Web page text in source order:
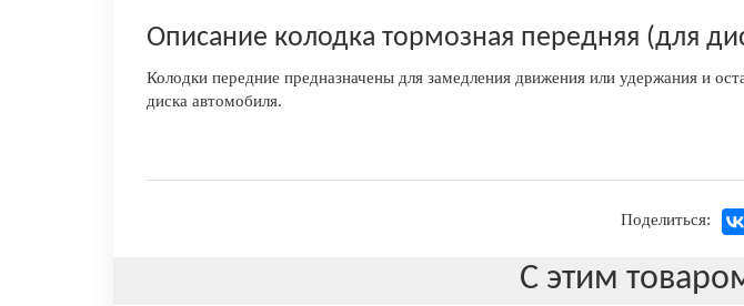
Описание колодка тормозная передняя (для
Колодки передние предназначены для замедления движения или удержания и
диска автомобиля.
Поделиться:
С этим